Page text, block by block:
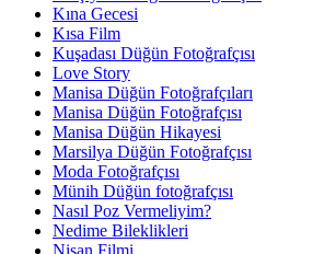
Kına Gecesi
Kısa Film
Kuşadası Düğün Fotoğrafçısı
Love Story
Manisa Düğün Fotoğrafçıları
Manisa Düğün Fotoğrafçısı
Manisa Düğün Hikayesi
Marsilya Düğün Fotoğrafçısı
Moda Fotoğrafçısı
Münih Düğün fotoğrafçısı
Nasıl Poz Vermeliyim?
Nedime Bileklikleri
Nişan Filmi